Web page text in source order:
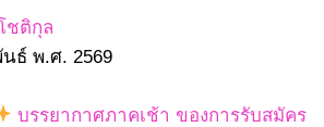
ชติกุล
ธ์ พ.ศ. 2569
บรรยากาศภาคเช้า ของการรับสมัคร